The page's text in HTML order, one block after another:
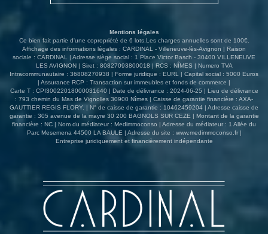
aménagée en une chambre climatisée et une cave en
Mentions légales
Ce bien fait partie d'une copropriété de 6 lots.Les charges annuelles sont de 100€.
Affichage des informations légales : CARDINAL - Villeneuve-lès-Avignon | Raison
sociale : CARDINAL | Adresse siège social : 1 Place Victor Basch - 30400 VILLENEUVE
LES AVIGNON | Siret : 80827093800018 | RCS : NÎMES | Numero TVA
Intracommunautaire : 36808270938 | Forme juridique : EURL | Capital social : 5000 Euros
| Assurance RCP : Transaction sur immeubles et fonds de commerce |
Carte T : CPI30022018000031640 | Date de délivrance : 2024-06-25 | Lieu de délivrance
: 793 chemin du Mas de Vignolles 30900 Nîmes | Caisse de garantie financière : AXA-
GAUTTIER REGIS FLORY. | N° de caisse de garantie : 10462459204 | Adresse caisse de
garantie : 305 avenue de la mayre 30 200 BAGNOLS SUR CEZE | Montant de la garantie
financière : NC | Nom du médiateur : Medimmoconso | Adresse du médiateur : 1 Allée du
Parc Mesemena 44500 LA BAULE | Adresse du site : www.medimmoconso.fr|
Entreprise juridiquement et financièrement indépendante